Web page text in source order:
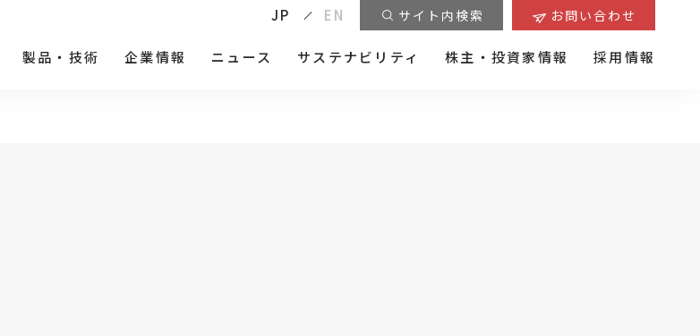
JP EN サイト内検索 お問い合わせ
製品・技術 企業情報 ニュース サステナビリティ 株主・投資家情報 採用情報